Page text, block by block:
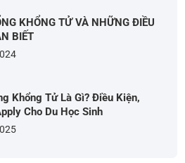
KHỔNG TỬ VÀ NHỮNG ĐIỀU
BIẾT
Khổng Tử Là Gì? Điều Kiện,
Cho Du Học Sinh